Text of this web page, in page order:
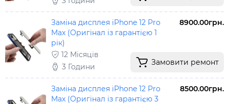
Заміна дисплея iPhone 12 Pro
Max (Оригінал із гарантією 1
рік)
12 Місяців
8900.00грн.
3 Години Замовити ремонт
Заміна дисплея iPhone 12 Pro
Max (Оригінал із гарантією 3
8500.00грн.